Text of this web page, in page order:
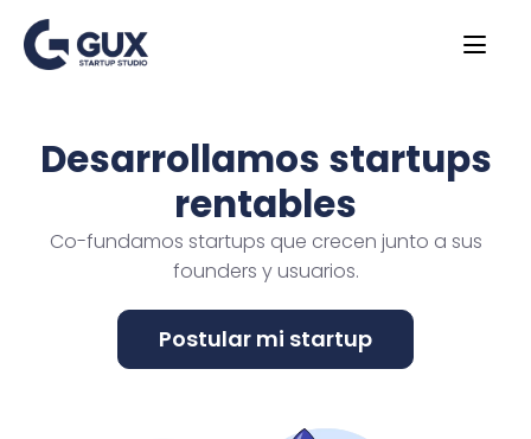
Desarrollamos startups
rentables
Co-fundamos startups que crecen junto a sus
founders y usuarios.